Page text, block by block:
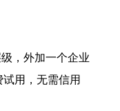
，外加一个企业
用，无需信用